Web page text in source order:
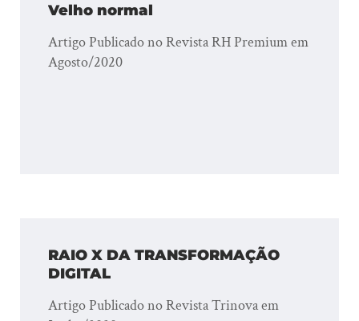
Velho normal
Artigo Publicado no Revista RH Premium em
Agosto/2020
RAIO X DA TRANSFORMAÇÃO
DIGITAL
Artigo Publicado no Revista Trinova em